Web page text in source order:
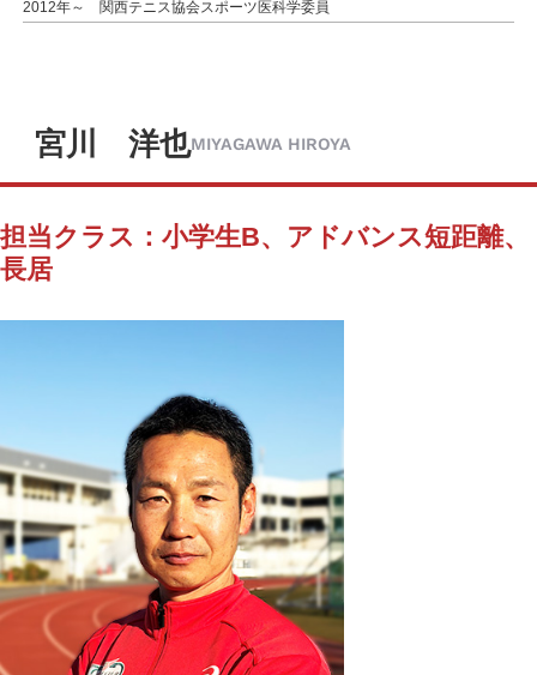
2012年～ 関西テニス協会スポーツ医科学委員
宮川 洋也MIYAGAWA HIROYA
担当クラス：小学生B、アドバンス短距離、
長居